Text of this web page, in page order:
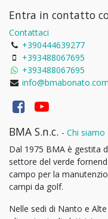
Entra in contatto
Contattaci
+390444639277
+393488067695
+393488067695
info@bmabonato.com
BMA S.n.c. - Chi siamo
Dal 1975 BMA è gestita
settore del verde
campo per la
campi da golf.
Nelle sedi di Nanto e